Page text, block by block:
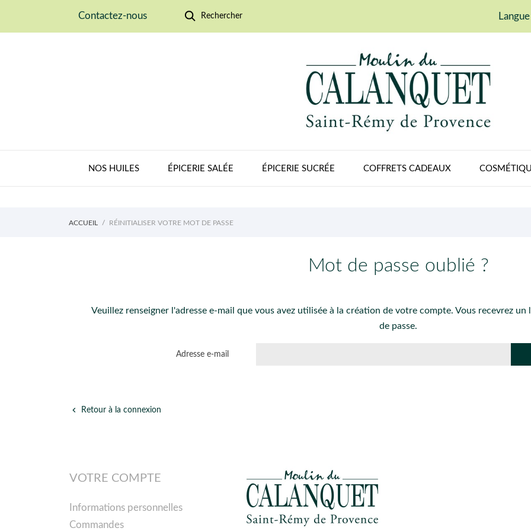
Contactez-nous Rechercher Langue
NOS HUILES ÉPICERIE SALÉE ÉPICERIE SUCRÉE COFFRETS CADEAUX
ACCUEIL RÉINITIALISER VOTRE MOT DE PASSE
Mot de passe oublié ?
Veuillez renseigner l'adresse e-mail que vous avez utilisée à la création de votre compte. Vous recevrez
de passe.
Adresse e-mail
 Retour à la connexion
VOTRE COMPTE
Informations personnelles
Commandes